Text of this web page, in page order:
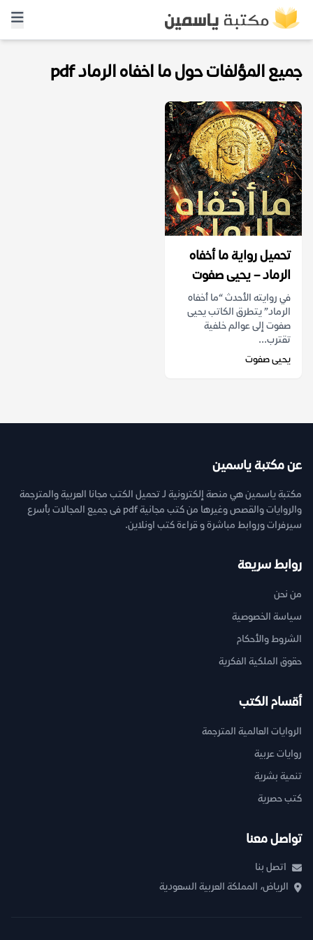
جميع المؤلفات حول ما اخفاه الرماد pdf
تحميل رواية ما أخفاه
الرماد – يحيى صفوت
في روايته الأحدث “ما أخفاه
الرماد” يتطرق الكاتب يحيى
صفوت إلى عوالم خلفية
تقترب...
يحيى صفوت
عن مكتبة ياسمين
مكتبة ياسمين هي منصة إلكترونية لـ تحميل الكتب مجانا العربية والمترجمة
والروايات والقصص وغيرها من كتب مجانية pdf فى جميع المجالات بأسرع
سيرفرات وروابط مباشرة و قراءة كتب اونلاين.
روابط سريعة
من نحن
سياسة الخصوصية
الشروط والأحكام
حقوق الملكية الفكرية
أقسام الكتب
الروايات العالمية المترجمة
روايات عربية
تنمية بشرية
كتب حصرية
تواصل معنا
اتصل بنا
الرياض، المملكة العربية السعودية